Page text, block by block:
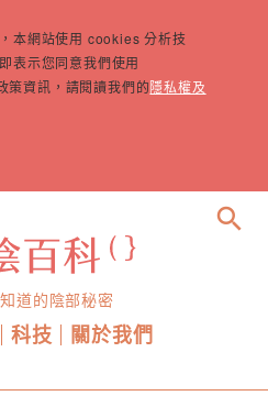
本網站使用 cookies 分析技
表示您同意我們使用
策資訊，請閱讀我們的隱私權及
道的陰部秘密
科技 關於我們
search